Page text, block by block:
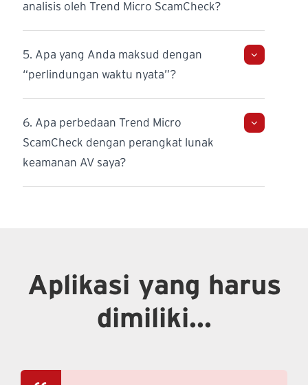
analisis oleh Trend Micro ScamCheck?
5. Apa yang Anda maksud dengan
“perlindungan waktu nyata”?
6. Apa perbedaan Trend Micro
ScamCheck dengan perangkat lunak
keamanan AV saya?
Aplikasi yang harus
dimiliki...